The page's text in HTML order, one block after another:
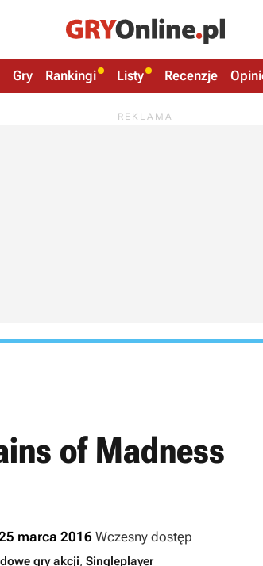
Gry Rankingi Listy Recenzje
of Madness
marca 2016 Wczesny dostęp
gry akcji, Singleplayer